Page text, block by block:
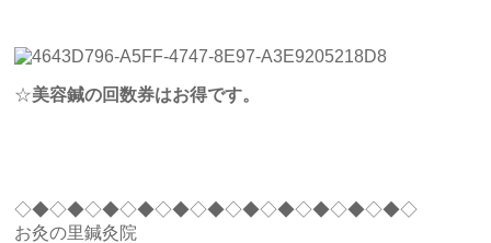
☆美容鍼の回数券はお得です。
◇◆◇◆◇◆◇◆◇◆◇◆◇◆◇◆◇◆◇◆◇◆◇
お灸の里鍼灸院